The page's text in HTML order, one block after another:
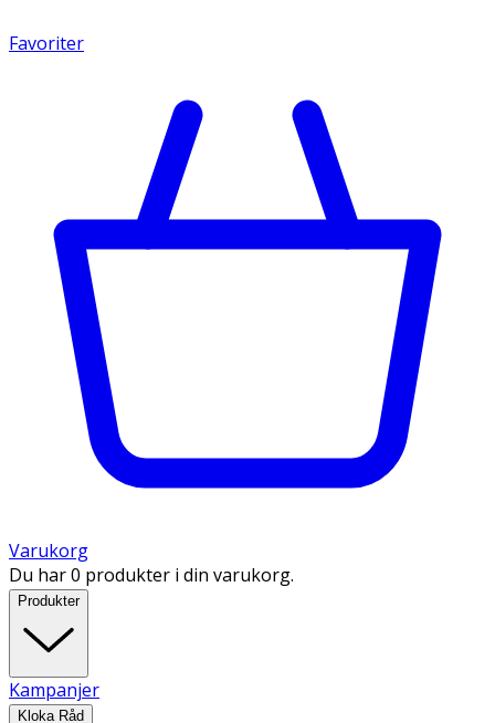
Favoriter
Varukorg
Du har 0 produkter i din varukorg.
Produkter
Kampanjer
Kloka Råd